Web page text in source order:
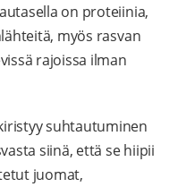
on proteiinia,
myös rasvan
rajoissa ilman
suhtautuminen
siinä, että se hiipii
juomat,